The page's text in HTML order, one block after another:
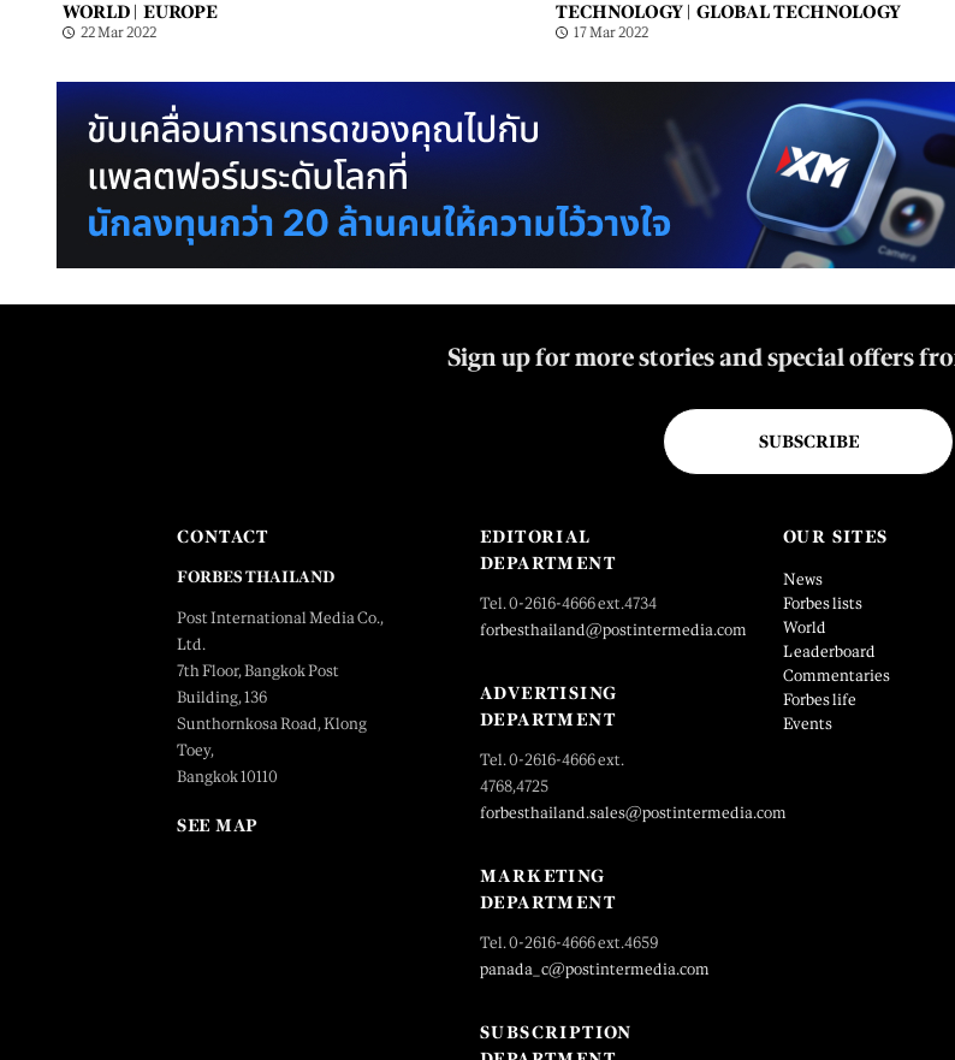
WORLD | EUROPE
22 Mar 2022
TECHNOLOGY | GLOBAL TECHNOLOGY
17 Mar 2022
Sign up for more stories and special offers
SUBSCRIBE
CONTACT
FORBES THAILAND
Post International Media Co.,
Ltd.
7th Floor, Bangkok Post
Building, 136
Sunthornkosa Road, Klong
Toey,
Bangkok 10110
SEE MAP
EDITORIAL
DEPARTMENT
Tel. 0-2616-4666 ext.4734
forbesthailand@postintermedia.com
ADVERTISING
DEPARTMENT
Tel. 0-2616-4666 ext.
4768,4725
forbesthailand.sales@postintermedia.com
MARKETING
DEPARTMENT
Tel. 0-2616-4666 ext.4659
panada_c@postintermedia.com
SUBSCRIPTION
OUR SITES
News
Forbes lists
World
Leaderboard
Commentaries
Forbes life
Events